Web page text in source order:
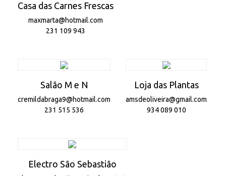
Casa das Carnes Frescas
maxmarta@hotmail.com
231 109 943
Salão M e N
cremildabraga9@hotmail.com
231 515 536
Loja das Plantas
amsdeoliveira@gmail.com
934 089 010
Electro São Sebastião